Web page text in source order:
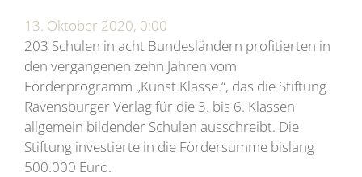
13. Oktober 2020, 0:00
203 Schulen in acht Bundesländern profitierten in
den vergangenen zehn Jahren vom
Förderprogramm „Kunst.Klasse.“, das die Stiftung
Ravensburger Verlag für die 3. bis 6. Klassen
allgemein bildender Schulen ausschreibt. Die
Stiftung investierte in die Fördersumme bislang
500.000 Euro.